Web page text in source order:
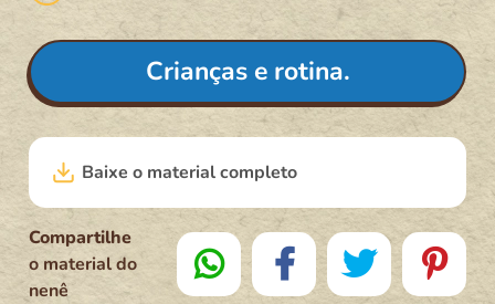
Crianças e rotina.
Baixe o material completo
Compartilhe
o material do
nenê